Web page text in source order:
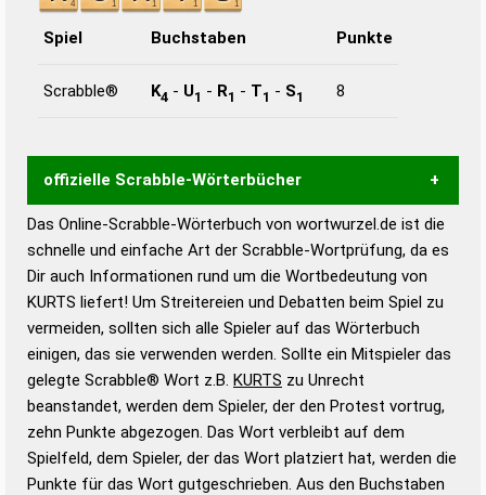
Spiel Buchstaben Punkte
Scrabble® K4 - U1 - R1 - T1 - S1 8
offizielle Scrabble-Wörterbücher
Wortwurzel liefert mit Hilfe eines semantischen
Wortanalyse-Algorithmus gute Anhaltspunkte zu
Wortbedeutung, Worttrennung und Wortform, um die
Gültigkeit eines Wortes für das Scrabble-Spiel zu
bestimmen!
zugelassene Turnier Scrabble-
Wörterbücher sind:
Duden – Standardwerk in 12 Bänden
Duden – Richtiges und gutes
Deutsch
Das Online-Scrabble-Wörterbuch von wortwurzel.de ist die
schnelle und einfache Art der Scrabble-Wortprüfung, da es
Dir auch Informationen rund um die Wortbedeutung von
KURTS liefert! Um Streitereien und Debatten beim Spiel zu
vermeiden, sollten sich alle Spieler auf das Wörterbuch
einigen, das sie verwenden werden. Sollte ein Mitspieler das
gelegte Scrabble® Wort z.B. KURTS zu Unrecht
beanstandet, werden dem Spieler, der den Protest vortrug,
zehn Punkte abgezogen. Das Wort verbleibt auf dem
Spielfeld, dem Spieler, der das Wort platziert hat, werden die
Punkte für das Wort gutgeschrieben. Aus den Buchstaben